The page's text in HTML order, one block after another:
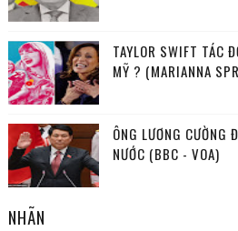
TAYLOR SWIFT TÁC
MỸ ? (MARIANNA
ÔNG LƯƠNG CƯỜNG
NƯỚC (BBC - VOA)
NHÃN